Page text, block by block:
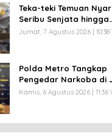
Teka-teki Temuan
Seribu Senjata hingga
Narkoba di Sekolah
Jumat, 7 Agustus 2026 | 10:38
Polda Metro Tangkap
Pengedar Narkoba di
Ganja 4 Kg Disita
Kamis, 6 Agustus 2026 | 11:36